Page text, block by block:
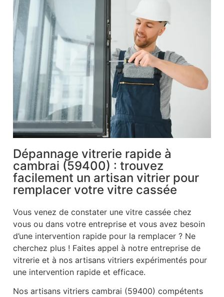
Dépannage vitrerie rapide à
cambrai (59400) : trouvez
facilement un artisan vitrier pour
remplacer votre vitre cassée
Vous venez de constater une vitre cassée chez
vous ou dans votre entreprise et vous avez besoin
d’une intervention rapide pour la remplacer ? Ne
cherchez plus ! Faites appel à notre entreprise de
vitrerie et à nos artisans vitriers expérimentés pour
une intervention rapide et efficace.
Nos artisans vitriers cambrai (59400) compétents